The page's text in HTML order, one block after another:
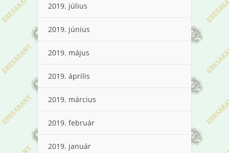
2019. július
2019. június
2019. május
2019. április
2019. március
2019. február
2019. január